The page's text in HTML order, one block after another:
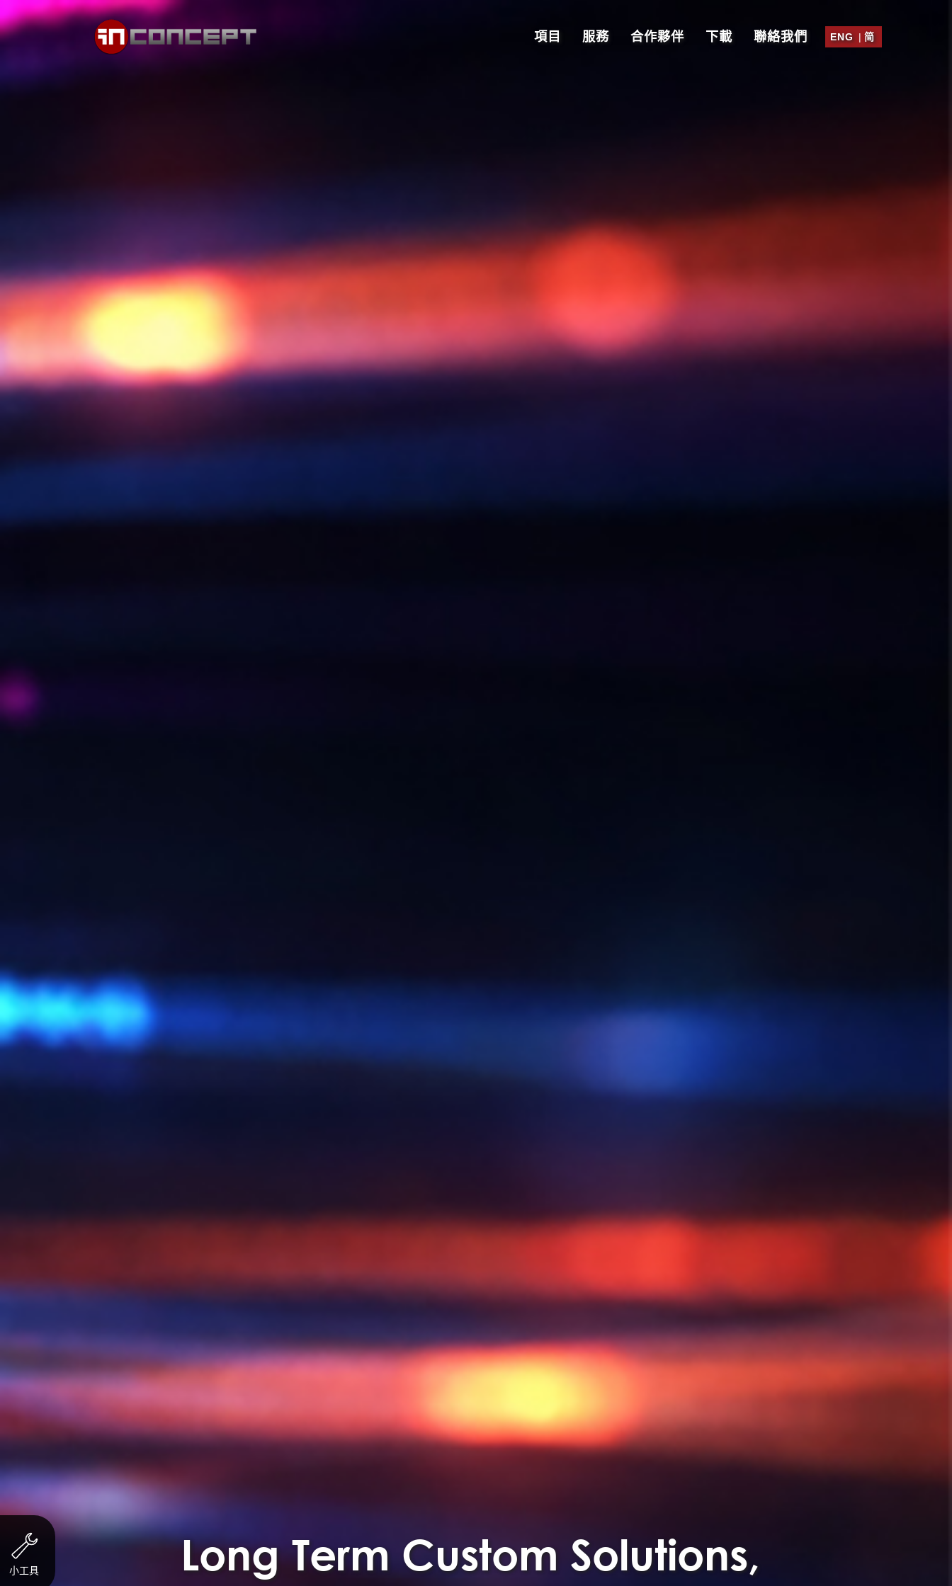
項目 服務 合作夥伴 下載 聯絡我們 ENG | 简
小工具 Long Term Custom Solutions,